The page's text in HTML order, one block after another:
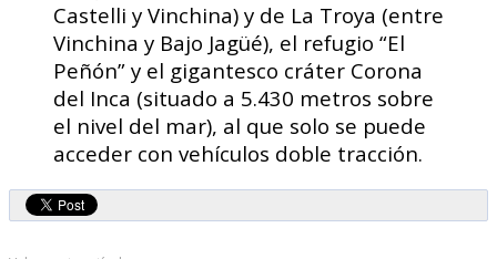
Castelli y Vinchina) y de La Troya (entre
Vinchina y Bajo Jagüé), el refugio “El
Peñón” y el gigantesco cráter Corona
del Inca (situado a 5.430 metros sobre
el nivel del mar), al que solo se puede
acceder con vehículos doble tracción.